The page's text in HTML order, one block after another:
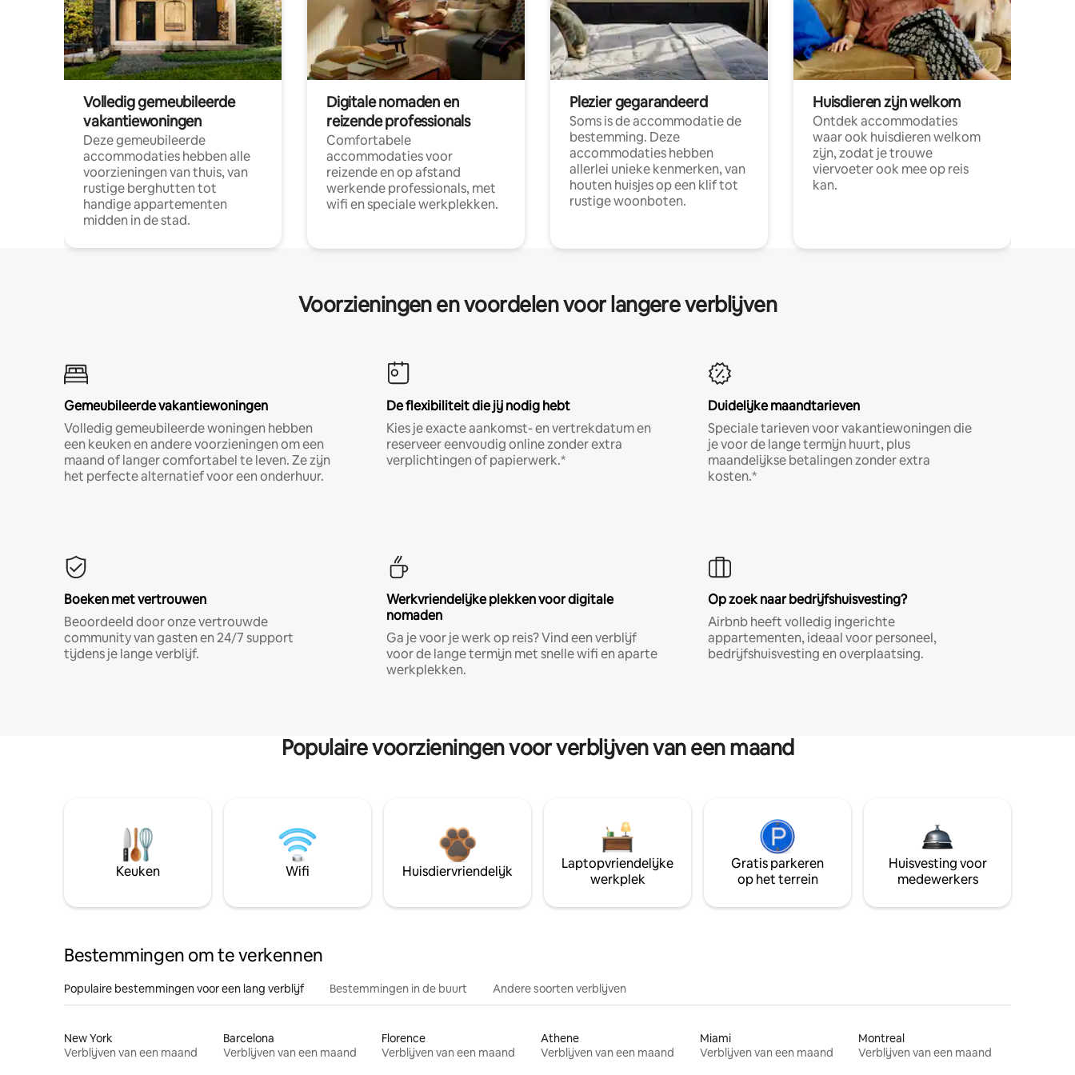
Volledig gemeubileerde
vakantiewoningen
Deze gemeubileerde
accommodaties hebben alle
voorzieningen van thuis, van
rustige berghutten tot
handige appartementen
midden in de stad.
Digitale nomaden en
reizende professionals
Comfortabele
accommodaties voor
reizende en op afstand
werkende professionals, met
wifi en speciale werkplekken.
Plezier gegarandeerd
Soms is de accommodatie de
bestemming. Deze
accommodaties hebben
allerlei unieke kenmerken, van
houten huisjes op een klif tot
rustige woonboten.
Huisdieren zijn welkom
Ontdek accommodaties
waar ook huisdieren welkom
zijn, zodat je trouwe
viervoeter ook mee op reis
kan.
Voorzieningen en voordelen voor langere verblijven
Gemeubileerde vakantiewoningen
Volledig gemeubileerde woningen hebben
een keuken en andere voorzieningen om een
maand of langer comfortabel te leven. Ze zijn
het perfecte alternatief voor een onderhuur.
De flexibiliteit die jij nodig hebt
Kies je exacte aankomst- en vertrekdatum en
reserveer eenvoudig online zonder extra
verplichtingen of papierwerk.*
Duidelijke maandtarieven
Speciale tarieven voor vakantiewoningen die
je voor de lange termijn huurt, plus
maandelijkse betalingen zonder extra
kosten.*
Boeken met vertrouwen
Beoordeeld door onze vertrouwde
community van gasten en 24/7 support
tijdens je lange verblijf.
Werkvriendelijke plekken voor digitale
nomaden
Ga je voor je werk op reis? Vind een verblijf
voor de lange termijn met snelle wifi en aparte
werkplekken.
Op zoek naar bedrijfshuisvesting?
Airbnb heeft volledig ingerichte
appartementen, ideaal voor personeel,
bedrijfshuisvesting en overplaatsing.
Populaire voorzieningen voor verblijven van een maand
Keuken Wifi Huisdiervriendelijk
Laptopvriendelijke
werkplek
Gratis parkeren
op het terrein
Huisvesting voor
medewerkers
Bestemmingen om te verkennen
Populaire bestemmingen voor een lang verblijf Bestemmingen in de buurt Andere soorten verblijven
New York
Verblijven van een maand
Barcelona
Verblijven van een maand
Florence
Verblijven van een maand
Athene
Verblijven van een maand
Miami
Verblijven van een maand
Montreal
Verblijven van een maand